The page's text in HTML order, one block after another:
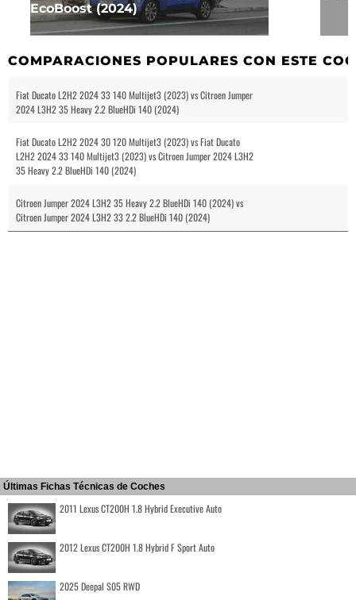
EcoBoost (2024)
COMPARACIONES POPULARES CON ESTE
Fiat Ducato L2H2 2024 33 140 Multijet3 (2023) vs Citroen Jumper
2024 L3H2 35 Heavy 2.2 BlueHDi 140 (2024)
Fiat Ducato L2H2 2024 30 120 Multijet3 (2023) vs Fiat Ducato
L2H2 2024 33 140 Multijet3 (2023) vs Citroen Jumper 2024 L3H2
35 Heavy 2.2 BlueHDi 140 (2024)
Citroen Jumper 2024 L3H2 35 Heavy 2.2 BlueHDi 140 (2024) vs
Citroen Jumper 2024 L3H2 33 2.2 BlueHDi 140 (2024)
Últimas Fichas Técnicas de Coches
2011 Lexus CT200H 1.8 Hybrid Executive Auto
2012 Lexus CT200H 1.8 Hybrid F Sport Auto
2025 Deepal S05 RWD